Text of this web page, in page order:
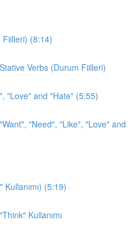
Fiilleri) (8:14)
Verbs (Durum Fiilleri)
"Love" and "Hate" (5:55)
"Need", "Like", "Love" and
(5:19)
Kullanımı